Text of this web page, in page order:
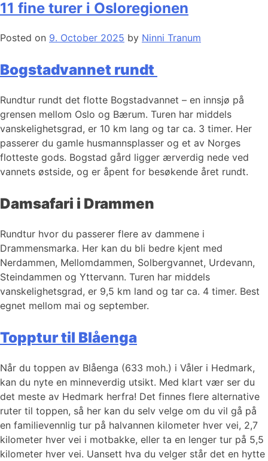
11 fine turer i Osloregionen
Posted on 9. October 2025 by Ninni Tranum
Bogstadvannet rundt
Rundtur rundt det flotte Bogstadvannet – en innsjø på
grensen mellom Oslo og Bærum. Turen har middels
vanskelighetsgrad, er 10 km lang og tar ca. 3 timer. Her
passerer du gamle husmannsplasser og et av Norges
flotteste gods. Bogstad gård ligger ærverdig nede ved
vannets østside, og er åpent for besøkende året rundt.
Damsafari i Drammen
Rundtur hvor du passerer flere av dammene i
Drammensmarka. Her kan du bli bedre kjent med
Nerdammen, Mellomdammen, Solbergvannet, Urdevann,
Steindammen og Yttervann. Turen har middels
vanskelighetsgrad, er 9,5 km land og tar ca. 4 timer. Best
egnet mellom mai og september.
Topptur til Blåenga
Når du toppen av Blåenga (633 moh.) i Våler i Hedmark,
kan du nyte en minneverdig utsikt. Med klart vær ser du
det meste av Hedmark herfra! Det finnes flere alternative
ruter til toppen, så her kan du selv velge om du vil gå på
en familievennlig tur på halvannen kilometer hver vei, 2,7
kilometer hver vei i motbakke, eller ta en lenger tur på 5,5
kilometer hver vei. Uansett hva du velger står det en hytte